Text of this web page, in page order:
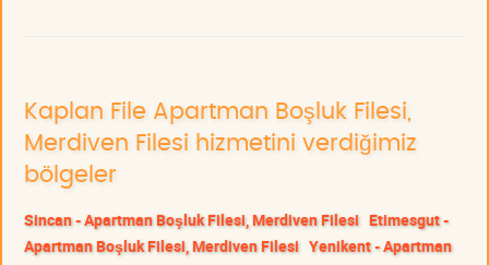
Kaplan File Apartman Boşluk Filesi,
Merdiven Filesi hizmetini verdiğimiz
bölgeler
Sincan - Apartman Boşluk Filesi, Merdiven Filesi Etimesgut -
Apartman Boşluk Filesi, Merdiven Filesi Yenikent - Apartman